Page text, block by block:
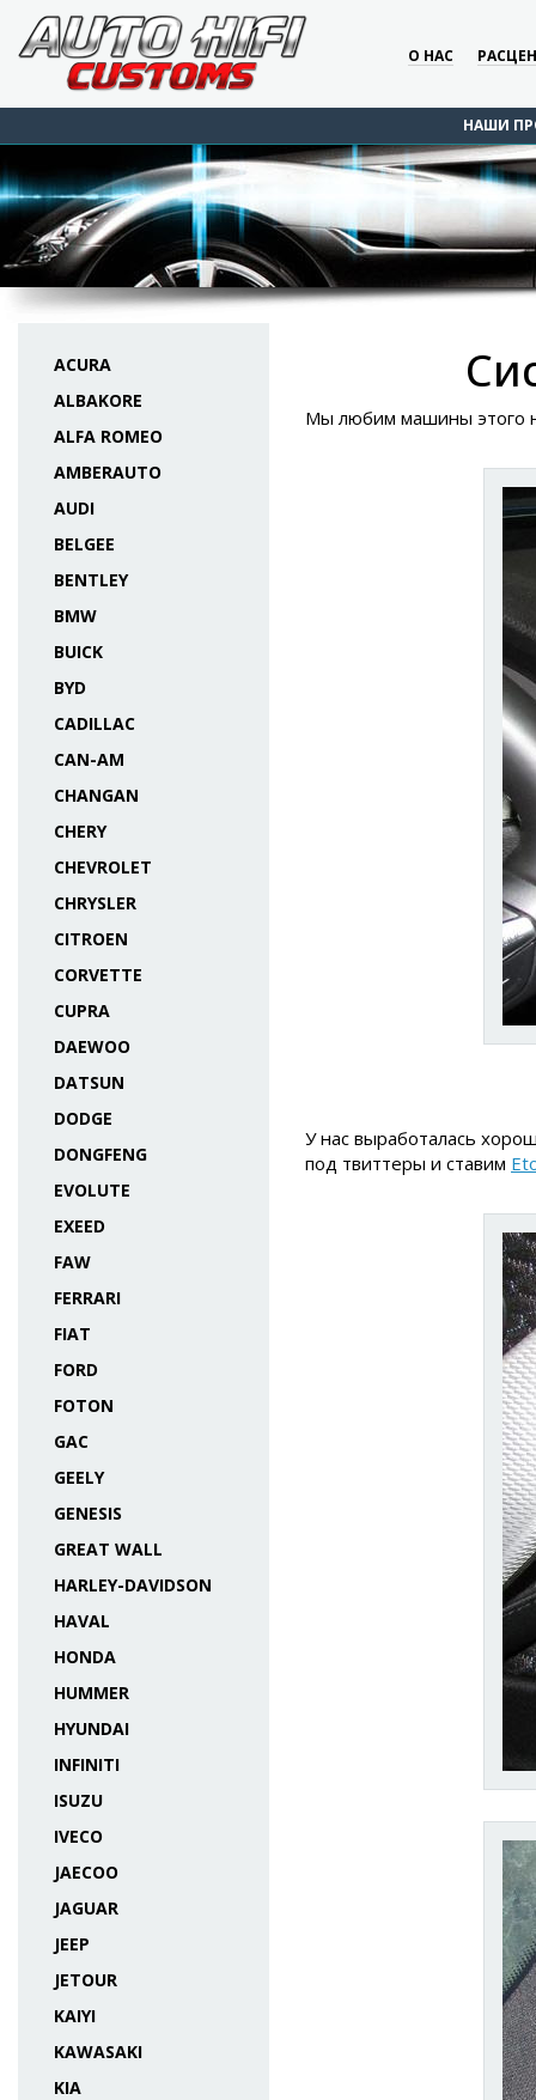
О НАС
НАШИ
ACURA
ALBAKORE
ALFA ROMEO
AMBERAUTO
AUDI
BELGEE
BENTLEY
BMW
BUICK
BYD
CADILLAC
CAN-AM
CHANGAN
CHERY
CHEVROLET
CHRYSLER
CITROEN
CORVETTE
CUPRA
DAEWOO
DATSUN
DODGE
DONGFENG
EVOLUTE
EXEED
FAW
FERRARI
FIAT
FORD
FOTON
GAC
GEELY
GENESIS
GREAT WALL
HARLEY-DAVIDSON
HAVAL
HONDA
HUMMER
HYUNDAI
INFINITI
ISUZU
IVECO
JAECOO
JAGUAR
JEEP
JETOUR
KAIYI
KAWASAKI
KIA
Мы любим машины этого
У нас выработалась
под твиттеры и ставим